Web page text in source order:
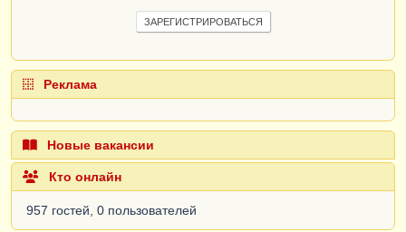
ЗАРЕГИСТРИРОВАТЬСЯ
Реклама
Новые вакансии
Кто онлайн
957 гостей, 0 пользователей